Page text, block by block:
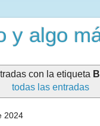
y algo
con la etiqueta
todas las entradas
2024